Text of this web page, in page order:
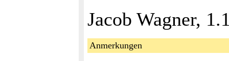
Jacob Wagner,
Anmerkungen